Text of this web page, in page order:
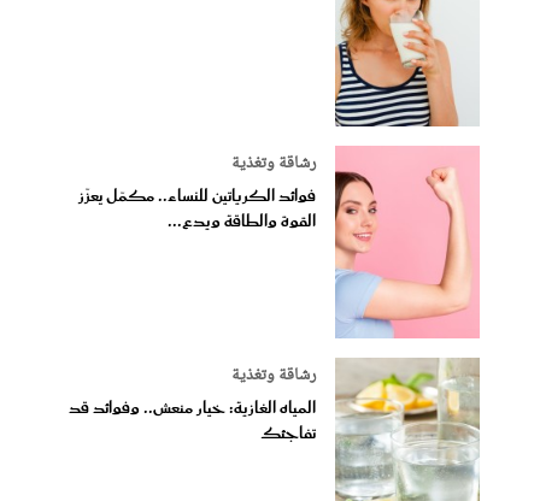
رشاقة وتغذية
فوائد الكرياتين للنساء.. مكمّل يعزّز
القوة والطاقة ويدع...
رشاقة وتغذية
المياه الغازية: خيار منعش.. وفوائد قد
تفاجئك